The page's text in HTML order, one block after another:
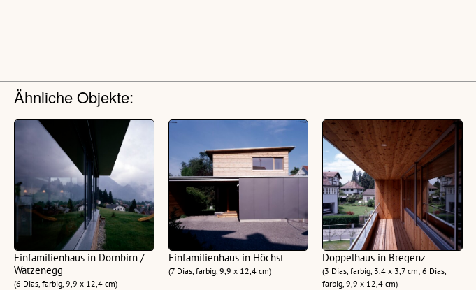
Ähnliche Objekte:
Einfamilienhaus in Dornbirn /
Watzenegg
(6 Dias, farbig, 9,9 x 12,4 cm)
Einfamilienhaus in Höchst
(7 Dias, farbig, 9,9 x 12,4 cm)
Doppelhaus in Bregenz
(3 Dias, farbig, 3,4 x 3,7 cm; 6 Dias,
farbig, 9,9 x 12,4 cm)